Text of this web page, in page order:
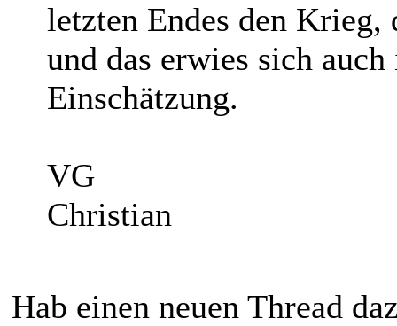
letzten Endes den Krieg,
und das erwies sich
Einschätzung.
VG
Christian
Hab einen neuen Thread